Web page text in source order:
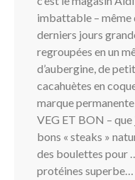
imbattable – même
derniers jours
regroupées en un
d’aubergine, de
cacahuètes en
marque
VEG ET BON –
bons « steaks »
des boulettes pour
protéines